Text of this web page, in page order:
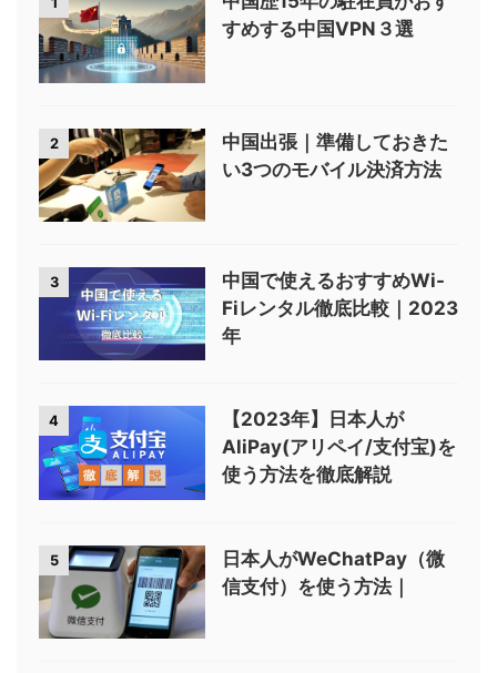
すめする中国VPN３選
2
中国出張｜準備しておきた
い3つのモバイル決済方法
3
中国で使えるおすすめWi-
Fiレンタル徹底比較｜2023
年
4
【2023年】日本人が
AliPay(アリペイ/支付宝)を
使う方法を徹底解説
5
日本人がWeChatPay（微
信支付）を使う方法｜